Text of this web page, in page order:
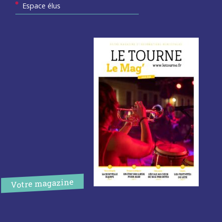
Espace élus
Votre magazine